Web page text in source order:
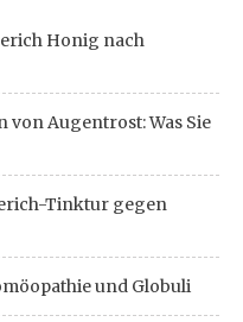
Honig nach
Augentrost: Was Sie
Tinktur gegen
und Globuli